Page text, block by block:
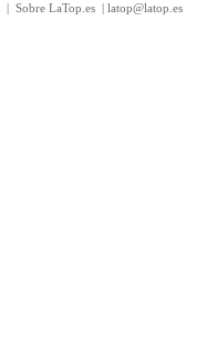
| Sobre LaTop.es| latop@latop.es